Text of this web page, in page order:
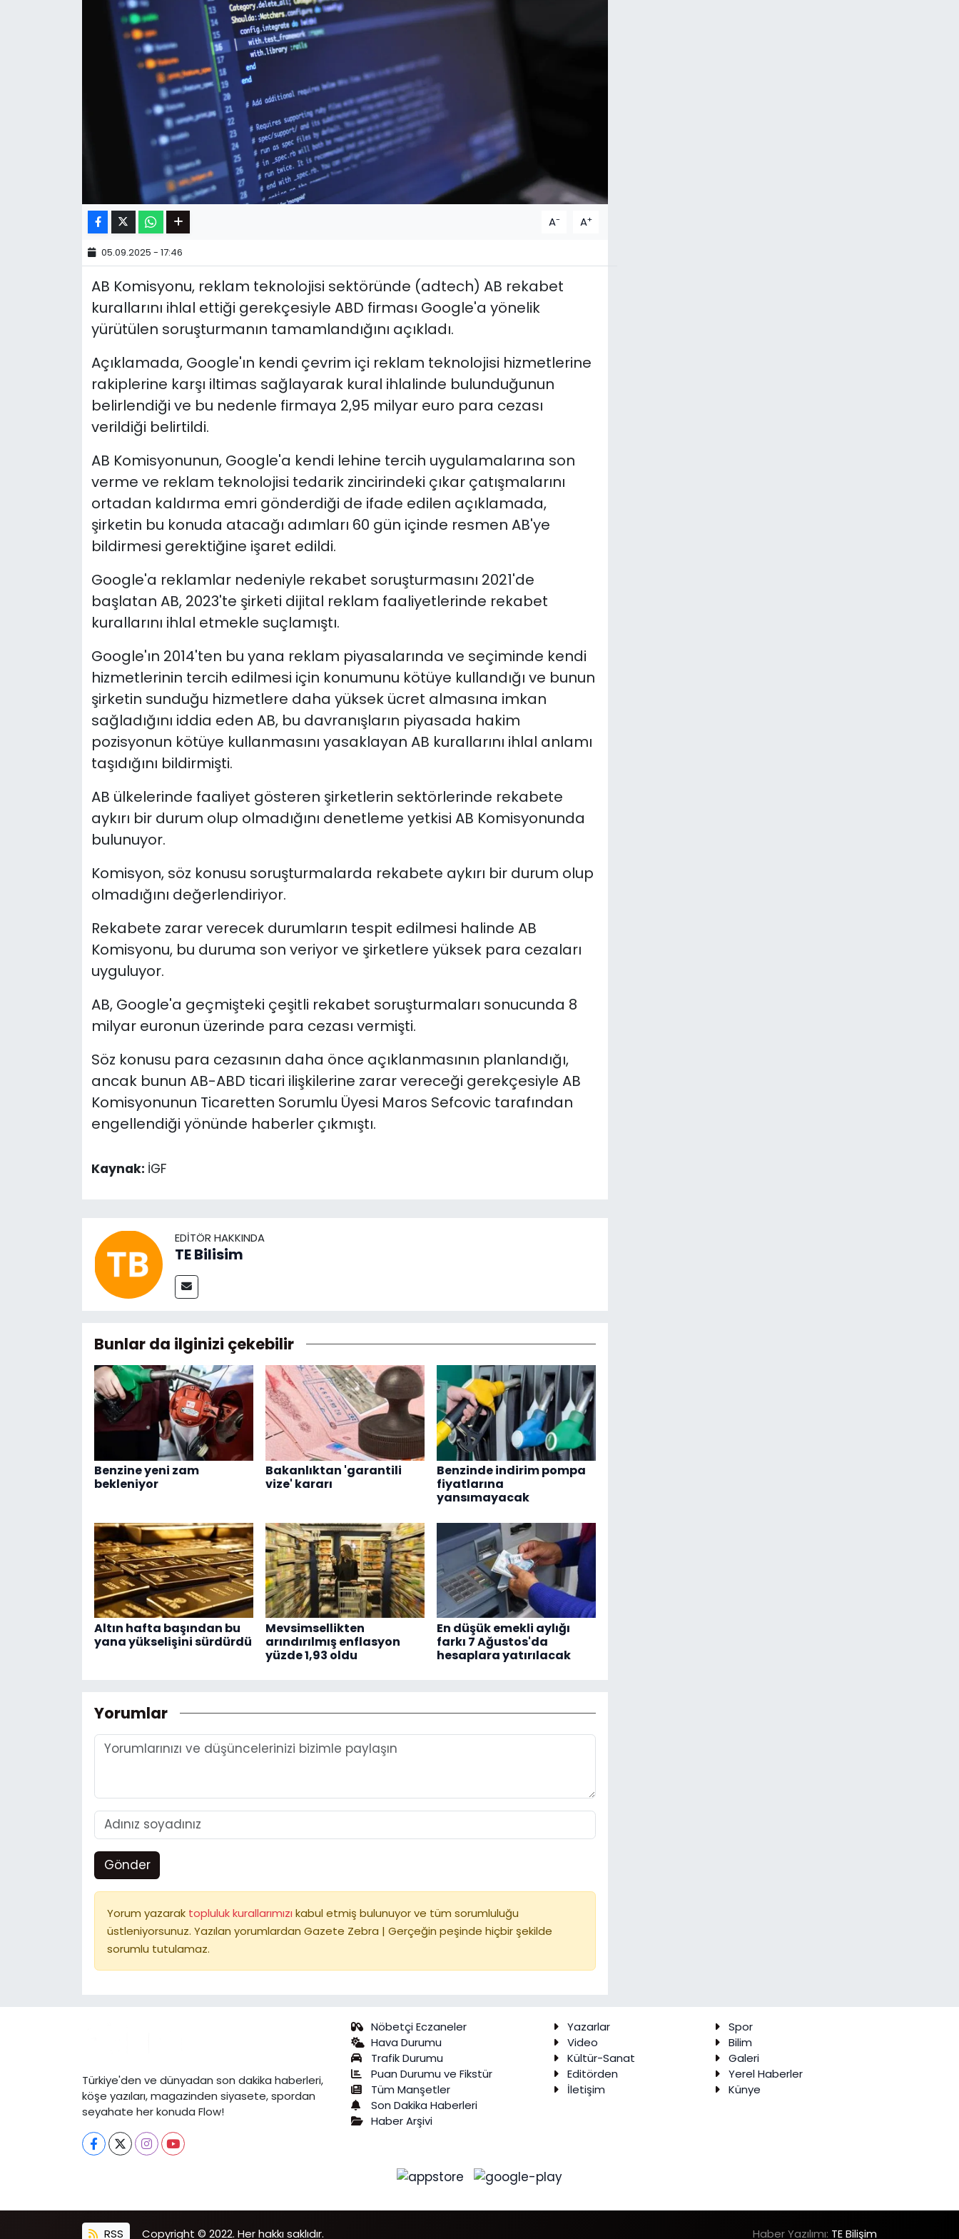
A- A+
05.09.2025 - 17:46
AB Komisyonu, reklam teknolojisi sektöründe (adtech) AB rekabet
kurallarını ihlal ettiği gerekçesiyle ABD firması Google'a yönelik
yürütülen soruşturmanın tamamlandığını açıkladı.
Açıklamada, Google'ın kendi çevrim içi reklam teknolojisi hizmetlerine
rakiplerine karşı iltimas sağlayarak kural ihlalinde bulunduğunun
belirlendiği ve bu nedenle firmaya 2,95 milyar euro para cezası
verildiği belirtildi.
AB Komisyonunun, Google'a kendi lehine tercih uygulamalarına son
verme ve reklam teknolojisi tedarik zincirindeki çıkar çatışmalarını
ortadan kaldırma emri gönderdiği de ifade edilen açıklamada,
şirketin bu konuda atacağı adımları 60 gün içinde resmen AB'ye
bildirmesi gerektiğine işaret edildi.
Google'a reklamlar nedeniyle rekabet soruşturmasını 2021'de
başlatan AB, 2023'te şirketi dijital reklam faaliyetlerinde rekabet
kurallarını ihlal etmekle suçlamıştı.
Google'ın 2014'ten bu yana reklam piyasalarında ve seçiminde kendi
hizmetlerinin tercih edilmesi için konumunu kötüye kullandığı ve bunun
şirketin sunduğu hizmetlere daha yüksek ücret almasına imkan
sağladığını iddia eden AB, bu davranışların piyasada hakim
pozisyonun kötüye kullanmasını yasaklayan AB kurallarını ihlal anlamı
taşıdığını bildirmişti.
AB ülkelerinde faaliyet gösteren şirketlerin sektörlerinde rekabete
aykırı bir durum olup olmadığını denetleme yetkisi AB Komisyonunda
bulunuyor.
Komisyon, söz konusu soruşturmalarda rekabete aykırı bir durum olup
olmadığını değerlendiriyor.
Rekabete zarar verecek durumların tespit edilmesi halinde AB
Komisyonu, bu duruma son veriyor ve şirketlere yüksek para cezaları
uyguluyor.
AB, Google'a geçmişteki çeşitli rekabet soruşturmaları sonucunda 8
milyar euronun üzerinde para cezası vermişti.
Söz konusu para cezasının daha önce açıklanmasının planlandığı,
ancak bunun AB-ABD ticari ilişkilerine zarar vereceği gerekçesiyle AB
Komisyonunun Ticaretten Sorumlu Üyesi Maros Sefcovic tarafından
engellendiği yönünde haberler çıkmıştı.
Kaynak: İGF
EDITÖR HAKKINDA
TE Bilisim
Bunlar da ilginizi çekebilir
Benzine yeni zam
bekleniyor
Bakanlıktan 'garantili
vize' kararı
Benzinde indirim pompa
fiyatlarına
yansımayacak
Altın hafta başından bu
yana yükselişini sürdürdü
Mevsimsellikten
arındırılmış enflasyon
yüzde 1,93 oldu
En düşük emekli aylığı
farkı 7 Ağustos'da
hesaplara yatırılacak
Yorumlar
Gönder
Yorum yazarak topluluk kurallarımızı kabul etmiş bulunuyor ve tüm sorumluluğu
üstleniyorsunuz. Yazılan yorumlardan Gazete Zebra | Gerçeğin peşinde hiçbir şekilde
sorumlu tutulamaz.
Türkiye'den ve dünyadan son dakika haberleri,
köşe yazıları, magazinden siyasete, spordan
seyahate her konuda Flow!
Nöbetçi Eczaneler
Hava Durumu
Trafik Durumu
Puan Durumu ve Fikstür
Tüm Manşetler
Son Dakika Haberleri
Haber Arşivi
Yazarlar
Spor
Video
Bilim
Kültür-Sanat
Galeri
Editörden
Yerel Haberler
İletişim
Künye
RSS Copyright © 2022. Her hakkı saklıdır. Haber Yazılımı: TE Bilişim